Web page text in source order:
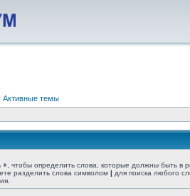
Активные темы
+ , чтобы определить слова, которые должны быть в
разделить слова символом | для поиска любого